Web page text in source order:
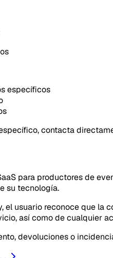
específicos
contacta
para productores de
su tecnología.
el usuario reconoce que
así como de cualquier
devoluciones o